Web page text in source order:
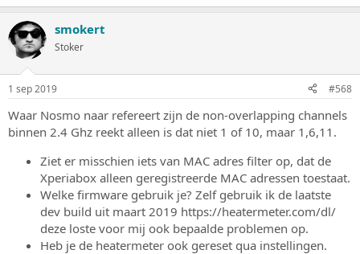
smokert
Stoker
1 sep 2019 #568
Waar Nosmo naar refereert zijn de non-overlapping channels
binnen 2.4 Ghz reekt alleen is dat niet 1 of 10, maar 1,6,11.
Ziet er misschien iets van MAC adres filter op, dat de
Xperiabox alleen geregistreerde MAC adressen toestaat.
Welke firmware gebruik je? Zelf gebruik ik de laatste
dev build uit maart 2019 https://heatermeter.com/dl/
deze loste voor mij ook bepaalde problemen op.
Heb je de heatermeter ook gereset qua instellingen.